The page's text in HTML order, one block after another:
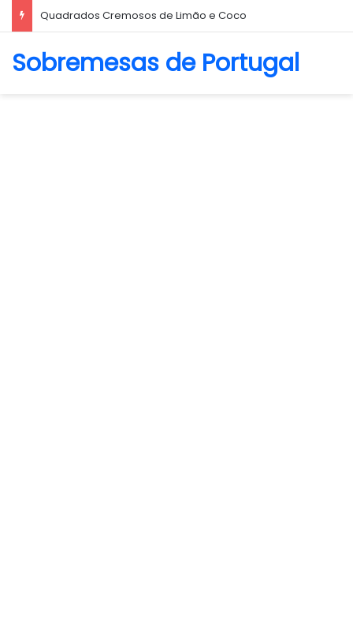
Biscoito Amanteigado
Sobremesas de Portugal